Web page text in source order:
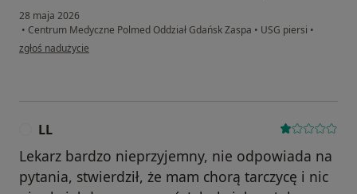
28 maja 2026
• Centrum Medyczne Polmed Oddział Gdańsk Zaspa • USG piersi •
w opinii użytkownika Jana
zgłoś nadużycie
LL
Lekarz bardzo nieprzyjemny, nie odpowiada na
pytania, stwierdził, że mam chorą tarczycę i nic